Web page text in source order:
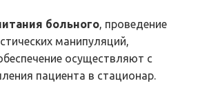
больного, проведение
манипуляций,
осуществляют с
пациента в стационар.